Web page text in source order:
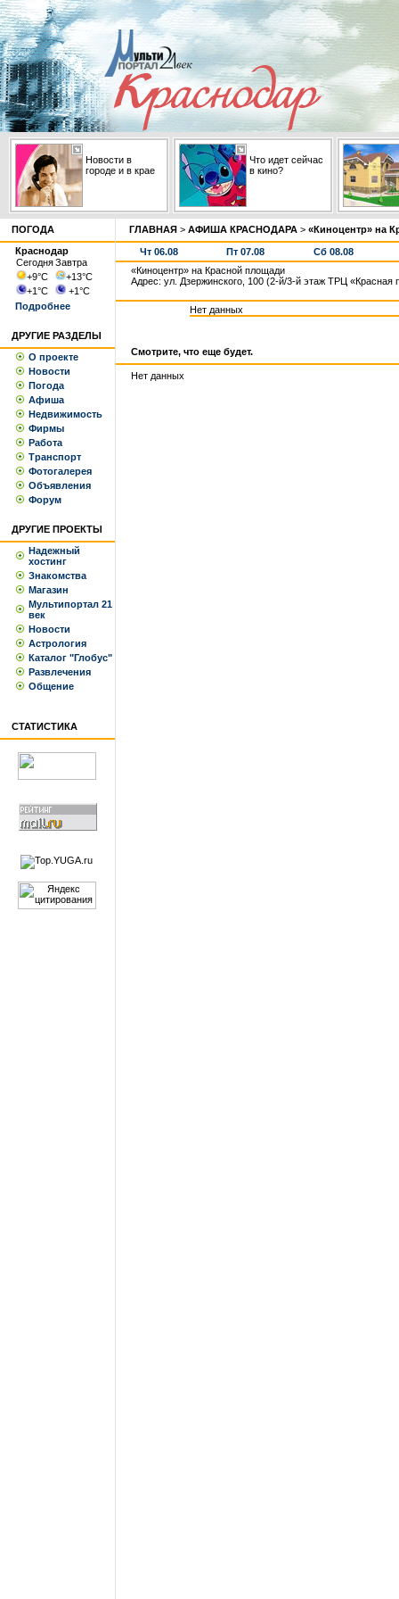
Новости в
городе и в крае
Что идет сейчас
в кино?
ПОГОДА
Краснодар
СегодняЗавтра
+9°С +13°С
+1°С +1°С
Подробнее
ДРУГИЕ РАЗДЕЛЫ
О проекте
Новости
Погода
Афиша
Недвижимость
Фирмы
Работа
Транспорт
Фотогалерея
Объявления
Форум
ДРУГИЕ ПРОЕКТЫ
Надежный
хостинг
Знакомства
Магазин
Мультипортал 21
век
Новости
Астрология
Каталог "Глобус"
Развлечения
Общение
СТАТИСТИКА
ГЛАВНАЯ > АФИША КРАСНОДАРА > «Киноцентр» на
Чт 06.08 Пт 07.08
Сб 08.08
«Киноцентр» на Красной площади
Адрес: ул. Дзержинского, 100 (2-й/3-й этаж ТРЦ «Красная
Нет данных
Смотрите, что еще будет.
Нет данных